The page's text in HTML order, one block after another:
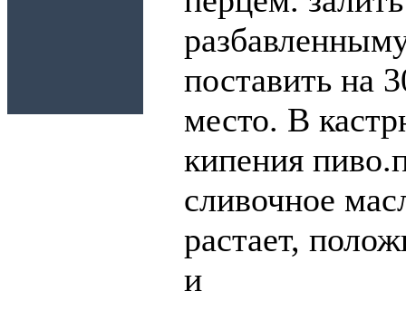
поставить на
место. В
кипения
сливочное
растает,
и